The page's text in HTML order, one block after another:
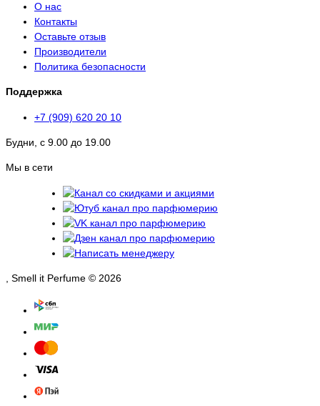
О нас
Контакты
Оставьте отзыв
Производители
Политика безопасности
Поддержка
+7 (909) 620 20 10
Будни, с 9.00 до 19.00
Мы в сети
, Smell it Perfume © 2026